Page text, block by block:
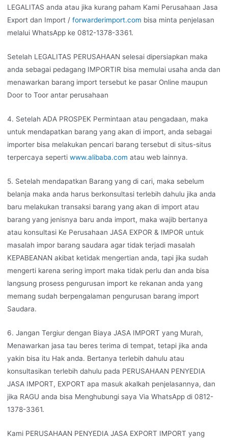
LEGALITAS anda atau jika kurang paham Kami Perusahaan Jasa
Export dan Import /forwarderimport.com bisa minta penjelasan
melalui WhatsApp ke 0812-1378-3361.
Setelah LEGALITAS PERUSAHAAN selesai dipersiapkan maka
anda sebagai pedagang IMPORTIR bisa memulai usaha anda dan
menawarkan barang import tersebut ke pasar Online maupun
Door to Toor antar perusahaan
4. Setelah ADA PROSPEK Permintaan atau pengadaan, maka
untuk mendapatkan barang yang akan di import, anda sebagai
importer bisa melakukan pencari barang tersebut di situs-situs
terpercaya seperti www.alibaba.com atau web lainnya.
5. Setelah mendapatkan Barang yang di cari, maka sebelum
belanja maka anda harus berkonsultasi terlebih dahulu jika anda
baru melakukan transaksi barang yang akan di import atau
barang yang jenisnya baru anda import, maka wajib bertanya
atau konsultasi Ke Perusahaan JASA EXPOR & IMPOR untuk
masalah impor barang saudara agar tidak terjadi masalah
KEPABEANAN akibat ketidak mengertian anda, tapi jika sudah
mengerti karena sering import maka tidak perlu dan anda bisa
langsung prosess pengurusan import ke rekanan anda yang
memang sudah berpengalaman pengurusan barang import
Saudara.
6. Jangan Tergiur dengan Biaya JASA IMPORT yang Murah,
Menawarkan jasa tau beres terima di tempat, tetapi jika anda
yakin bisa itu Hak anda. Bertanya terlebih dahulu atau
konsultasikan terlebih dahulu pada PERUSAHAAN PENYEDIA
JASA IMPORT, EXPORT apa masuk akalkah penjelasannya, dan
jika RAGU anda bisa Menghubungi saya Via WhatsApp di 0812-
1378-3361.
Kami PERUSAHAAN PENYEDIA JASA EXPORT IMPORT yang